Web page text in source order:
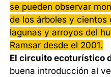
se pueden observar
de los árboles y cientos
lagunas y arroyos del
Ramsar desde el 2001.
El circuito ecoturístico
buena introducción al